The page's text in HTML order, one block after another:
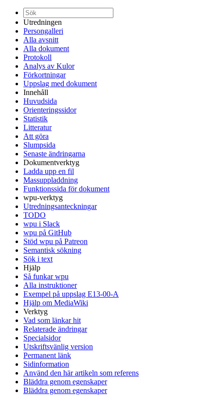
Utredningen
Persongalleri
Alla avsnitt
Alla dokument
Protokoll
Analys av Kulor
Förkortningar
Uppslag med dokument
Innehåll
Huvudsida
Orienteringssidor
Statistik
Litteratur
Att göra
Slumpsida
Senaste ändringarna
Dokumentverktyg
Ladda upp en fil
Massuppladdning
Funktionssida för dokument
wpu-verktyg
Utredningsanteckningar
TODO
wpu i Slack
wpu på GitHub
Stöd wpu på Patreon
Semantisk sökning
Sök i text
Hjälp
Så funkar wpu
Alla instruktioner
Exempel på uppslag E13-00-A
Hjälp om MediaWiki
Verktyg
Vad som länkar hit
Relaterade ändringar
Specialsidor
Utskriftsvänlig version
Permanent länk
Sidinformation
Använd den här artikeln som referens
Bläddra genom egenskaper
Bläddra genom egenskaper